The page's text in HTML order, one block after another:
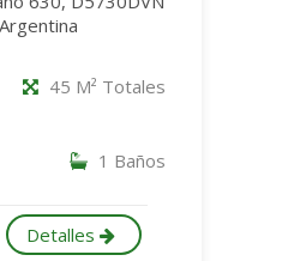
45 M² Totales
1 Baños
Detalles